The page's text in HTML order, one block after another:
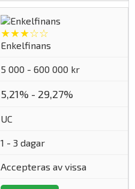
★★★☆☆
Enkelfinans
5 000 - 600 000 kr
5,21% - 29,27%
UC
1 - 3 dagar
Accepteras av vissa